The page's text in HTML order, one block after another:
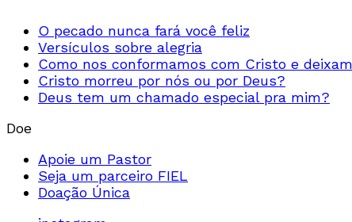
O pecado nunca fará você feliz
Versículos sobre alegria
Como nos conformamos com Cristo e
Cristo morreu por nós ou por Deus?
Deus tem um chamado especial pra mim?
Doe
Apoie um Pastor
Seja um parceiro FIEL
Doação Única